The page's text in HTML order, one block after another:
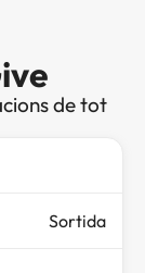
de tot
Sortida